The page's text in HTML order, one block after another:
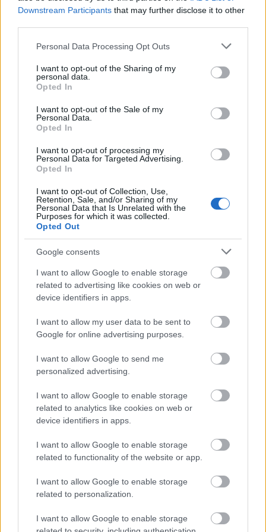
Downstream Participants that may further disclose it to other
Please note that this website/app uses one or more Google
not limited to your visit or usage behaviour. You may click to
grant or deny consent to Google and its third-party tags to
use your data for below specified purposes in below Google
consent section.
Personal Data Processing Opt Outs
I want to opt-out of the Sharing of my
personal data.
Opted In
I want to opt-out of the Sale of my
Personal Data.
Opted In
I want to opt-out of processing my
Personal Data for Targeted Advertising.
Opted In
I want to opt-out of Collection, Use,
Retention, Sale, and/or Sharing of my
Personal Data that Is Unrelated with the
Purposes for which it was collected.
Opted Out
Google consents
I want to allow Google to enable storage
related to advertising like cookies on web or
device identifiers in apps.
I want to allow my user data to be sent to
Google for online advertising purposes.
I want to allow Google to send me
personalized advertising.
I want to allow Google to enable storage
related to analytics like cookies on web or
device identifiers in apps.
I want to allow Google to enable storage
related to functionality of the website or app.
I want to allow Google to enable storage
related to personalization.
I want to allow Google to enable storage
előzetesek
The Strange•2016. január 07.
Egy újabb fejezetéhez érkeztünk a 2016-os
posztsorozatnak. Nézzük is gyorsan a mai termést!
Michael Kors Modell: Vanessa Moody Fotós: Mario
Testino
Elindultak a téli divatkampányok